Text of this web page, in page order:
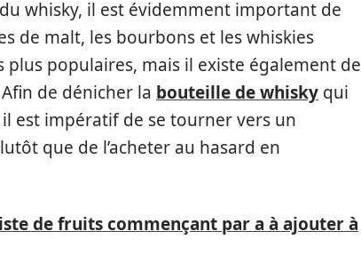
whisky, il est évidemment important de
de malt, les bourbons et les whiskies
populaires, mais il existe également de
de dénicher la bouteille de whisky qui
est impératif de se tourner vers un
que de l’acheter au hasard en
de fruits commençant par a à ajouter à